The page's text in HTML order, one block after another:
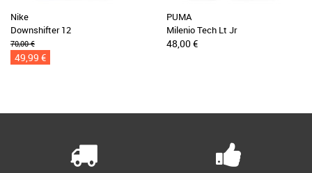
Nike
Downshifter 12
70,00 €
49,99 €
PUMA
Milenio Tech Lt Jr
48,00 €